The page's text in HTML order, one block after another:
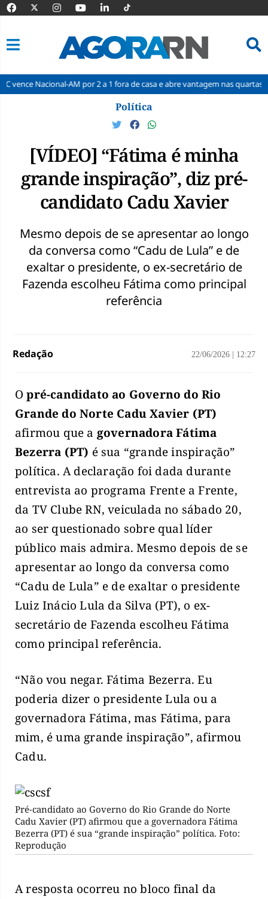
AM por 2 a 1 fora de casa e abre vantagem nas quartas Cine
Política
[VÍDEO] “Fátima é minha
grande inspiração”, diz pré-
candidato Cadu Xavier
Mesmo depois de se apresentar ao longo
da conversa como “Cadu de Lula” e de
exaltar o presidente, o ex-secretário de
Fazenda escolheu Fátima como principal
referência
Redação 22/06/2026 12:27
O pré-candidato ao Governo do Rio
Grande do Norte Cadu Xavier (PT)
afirmou que a governadora Fátima
Bezerra (PT) é sua “grande inspiração”
política. A declaração foi dada durante
entrevista ao programa Frente a Frente,
da TV Clube RN, veiculada no sábado 20,
ao ser questionado sobre qual líder
público mais admira. Mesmo depois de se
apresentar ao longo da conversa como
“Cadu de Lula” e de exaltar o presidente
Luiz Inácio Lula da Silva (PT), o ex-
secretário de Fazenda escolheu Fátima
como principal referência.
“Não vou negar. Fátima Bezerra. Eu
poderia dizer o presidente Lula ou a
governadora Fátima, mas Fátima, para
mim, é uma grande inspiração”, afirmou
Cadu.
Pré-candidato ao Governo do Rio Grande do Norte
Cadu Xavier (PT) afirmou que a governadora Fátima
Bezerra (PT) é sua “grande inspiração” política. Foto:
Reprodução
A resposta ocorreu no bloco final da